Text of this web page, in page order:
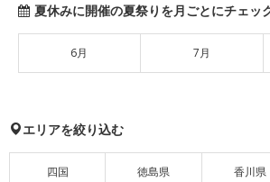
夏休みに開催の夏祭りを月ごとにチェッ
6月 7月
エリアを絞り込む
四国 徳島県 香川県